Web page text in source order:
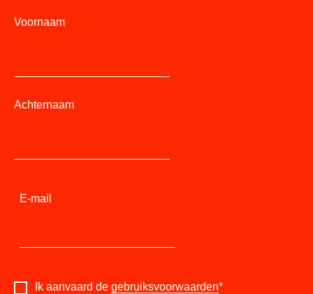
Voornaam
Achternaam
E-mail
Ik aanvaard de gebruiksvoorwaarden*